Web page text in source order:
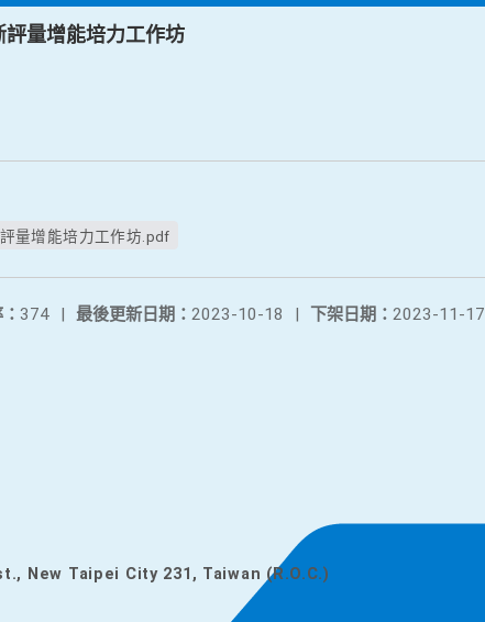
量增能培力工作坊
量增能培力工作坊.pdf
下架日期： 2023-11-17
最後更新日期： 2023-10-18 |
374 |
New Taipei City 231, Taiwan (R.O.C.)